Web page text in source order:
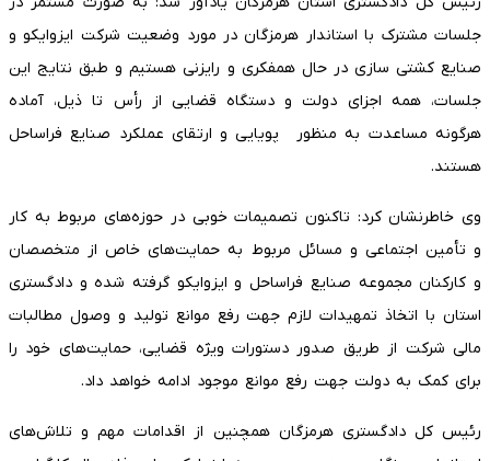
جلسات مشترک با استاندار هرمزگان در مورد وضعیت شرکت ایزوایکو و
صنایع کشتی سازی در حال همفکری و رایزنی هستیم و طبق نتایج این
جلسات، همه اجزای دولت و دستگاه قضایی از رأس تا ذیل، آماده
هرگونه مساعدت به منظور پویایی و ارتقای عملکرد صنایع فراساحل
هستند.
وی خاطرنشان کرد: تاکنون تصمیمات خوبی در حوزه‌های مربوط به کار
و تأمین اجتماعی و مسائل مربوط به حمایت‌های خاص از متخصصان
و کارکنان مجموعه صنایع فراساحل و ایزوایکو گرفته شده و دادگستری
استان با اتخاذ تمهیدات لازم جهت رفع موانع تولید و وصول مطالبات
مالی شرکت از طریق صدور دستورات ویژه قضایی، حمایت‌های خود را
برای کمک به دولت جهت رفع موانع موجود ادامه خواهد داد.
رئیس کل دادگستری هرمزگان همچنین از اقدامات مهم و تلاش‌های